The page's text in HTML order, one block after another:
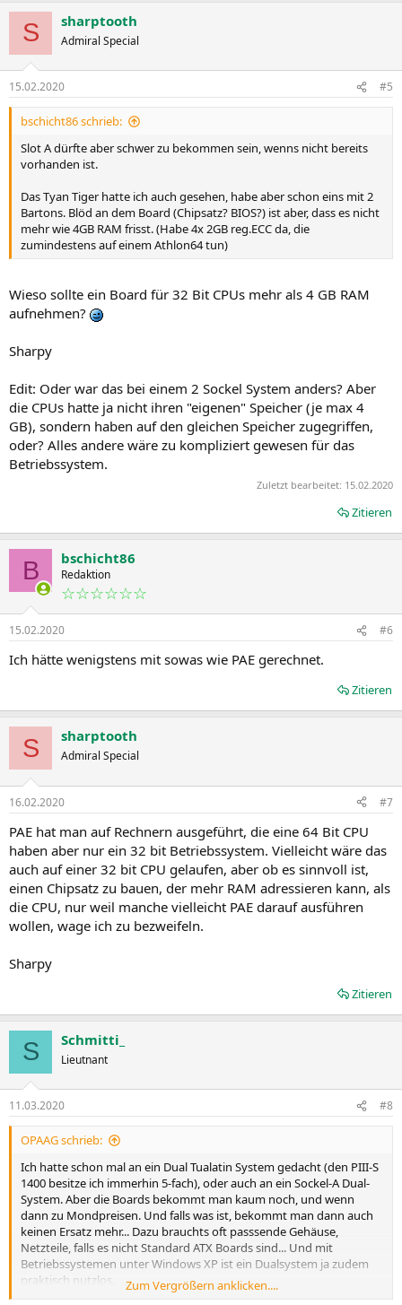
S sharptooth
Admiral Special
15.02.2020 #5
bschicht86 schrieb:
Slot A dürfte aber schwer zu bekommen sein, wenns nicht bereits
vorhanden ist.
Das Tyan Tiger hatte ich auch gesehen, habe aber schon eins mit 2
Bartons. Blöd an dem Board (Chipsatz? BIOS?) ist aber, dass es nicht
mehr wie 4GB RAM frisst. (Habe 4x 2GB reg.ECC da, die
zumindestens auf einem Athlon64 tun)
Wieso sollte ein Board für 32 Bit CPUs mehr als 4 GB RAM
aufnehmen?
Sharpy
Edit: Oder war das bei einem 2 Sockel System anders? Aber
die CPUs hatte ja nicht ihren "eigenen" Speicher (je max 4
GB), sondern haben auf den gleichen Speicher zugegriffen,
oder? Alles andere wäre zu kompliziert gewesen für das
Betriebssystem.
Zuletzt bearbeitet: 15.02.2020
Zitieren
B bschicht86
Redaktion
☆☆☆☆☆☆
15.02.2020 #6
Ich hätte wenigstens mit sowas wie PAE gerechnet.
Zitieren
S sharptooth
Admiral Special
16.02.2020 #7
PAE hat man auf Rechnern ausgeführt, die eine 64 Bit CPU
haben aber nur ein 32 bit Betriebssystem. Vielleicht wäre das
auch auf einer 32 bit CPU gelaufen, aber ob es sinnvoll ist,
einen Chipsatz zu bauen, der mehr RAM adressieren kann, als
die CPU, nur weil manche vielleicht PAE darauf ausführen
wollen, wage ich zu bezweifeln.
Sharpy
Zitieren
S Schmitti_
Lieutnant
11.03.2020 #8
OPAAG schrieb:
Ich hatte schon mal an ein Dual Tualatin System gedacht (den PIII-S
1400 besitze ich immerhin 5-fach), oder auch an ein Sockel-A Dual-
System. Aber die Boards bekommt man kaum noch, und wenn
dann zu Mondpreisen. Und falls was ist, bekommt man dann auch
keinen Ersatz mehr... Dazu brauchts oft passsende Gehäuse,
Netzteile, falls es nicht Standard ATX Boards sind... Und mit
Betriebssystemen unter Windows XP ist ein Dualsystem ja zudem
praktisch nutzlos.
Teilweise kann man Boards auch reparieren. Windows 2000 und
Zum Vergrößern anklicken....